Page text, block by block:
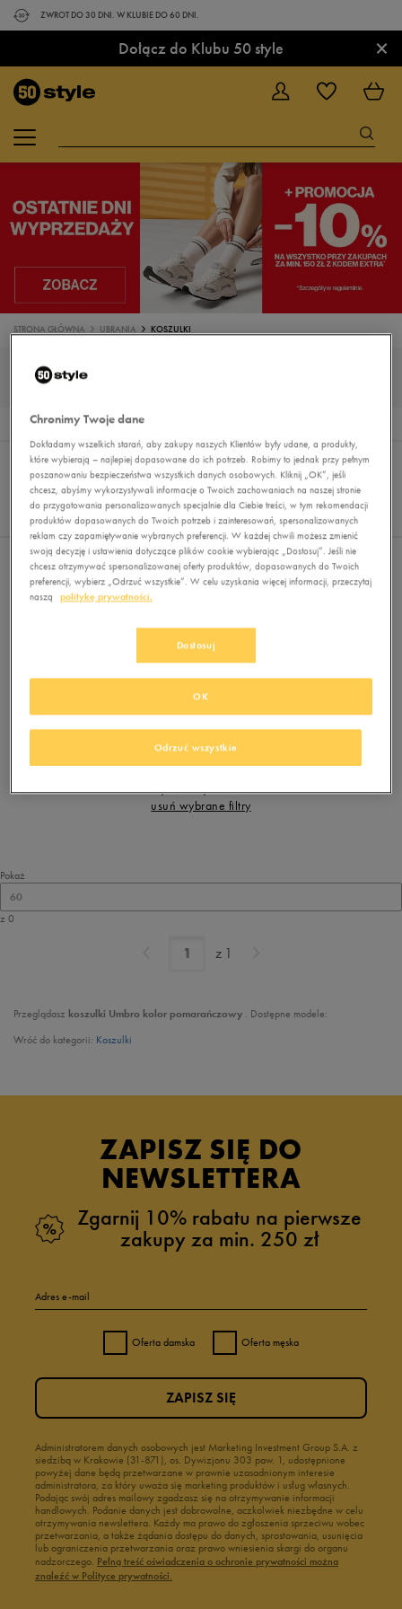
ZWROT DO 30 DNI. W KLUBIE DO 60 DNI.
Dołącz do Klubu 50 style ×
STRONA GŁÓWNA UBRANIA KOSZULKI
KOSZULKI, T-SHIRTY UMBRO KOLOR
0
Wyników
Sortuj:
REKOMENDOWANE
FILTRUJ (2)
Pokaż
60
z 0
Wybrane filtry: UMBRO POMARAŃCZOWY
Wyczyść filtry
Brak produktów do wyświetlenia
Zmień kryteria wyszukiwania lub
usuń wybrane filtry
Pokaż
60
z 0
z 1
Przeglądasz koszulki Umbro kolor pomarańczowy . Dostępne modele:
Wróć do kategorii: Koszulki
ZAPISZ SIĘ DO
NEWSLETTERA
Zgarnij 10% rabatu na pierwsze
zakupy za min. 250 zł
Adres e-mail
Oferta damska Oferta męska
Administratorem danych osobowych jest Marketing Investment Group S.A. z
siedzibą w Krakowie (31-871), os. Dywizjonu 303 paw. 1, udostępnione
powyżej dane będą przetwarzane w prawnie uzasadnionym interesie
administratora, za który uważa się marketing produktów i usług własnych.
Podając swój adres mailowy zgadzasz się na otrzymywanie informacji
handlowych. Podanie danych jest dobrowolne, aczkolwiek niezbędne w celu
otrzymywania newslettera. Każdy ma prawo do zgłoszenia sprzeciwu wobec
przetwarzania, a także żądania dostępu do danych, sprostowania, usunięcia
lub ograniczenia przetwarzania oraz prawo wniesienia skargi do organu
nadzorczego. Pełną treść oświadczenia o ochronie prywatności można
znaleźć w Polityce prywatności.
ZAPISZ SIĘ
Chronimy Twoje dane
Dokładamy wszelkich starań, aby zakupy naszych Klientów były udane, a produkty,
które wybierają – najlepiej dopasowane do ich potrzeb. Robimy to jednak przy pełnym
poszanowaniu bezpieczeństwa wszystkich danych osobowych. Kliknij „OK”, jeśli
chcesz, abyśmy wykorzystywali informacje o Twoich zachowaniach na naszej stronie
do przygotowania personalizowanych specjalnie dla Ciebie treści, w tym rekomendacji
produktów dopasowanych do Twoich potrzeb i zainteresowań, spersonalizowanych
reklam czy zapamiętywanie wybranych preferencji. W każdej chwili możesz zmienić
swoją decyzję i ustawienia dotyczące plików cookie wybierając „Dostosuj”. Jeśli nie
chcesz otrzymywać spersonalizowanej oferty produktów, dopasowanych do Twoich
preferencji, wybierz „Odrzuć wszystkie”. W celu uzyskania więcej informacji, przeczytaj
naszą
politykę prywatności.
Dostosuj
Odrzuć wszystkie
OK